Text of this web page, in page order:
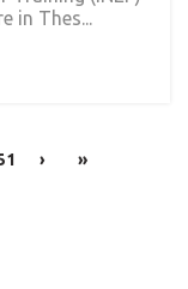
in Thes...
› »